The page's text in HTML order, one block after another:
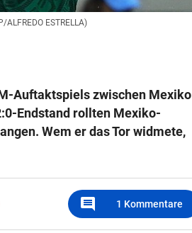
ALFREDO ESTRELLA)
Auftaktspiels zwischen Mexiko
Endstand rollten Mexiko-
Wem er das Tor widmete,
comment 1 Kommentare